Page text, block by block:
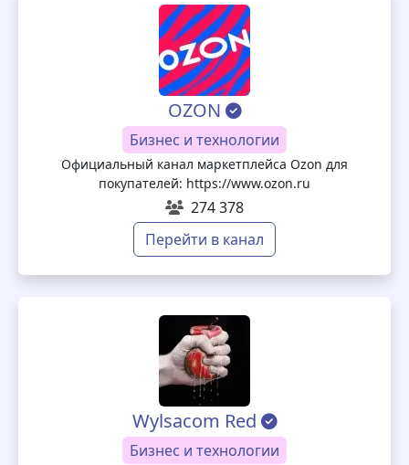
OZON
Бизнес и технологии
Официальный канал маркетплейса Ozon для
покупателей: https://www.ozon.ru
274 378
Перейти в канал
Wylsacom Red
Бизнес и технологии